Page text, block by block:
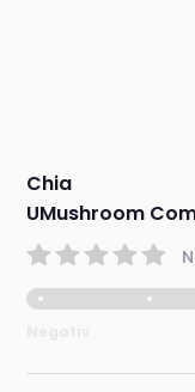
Chia
UMushroom